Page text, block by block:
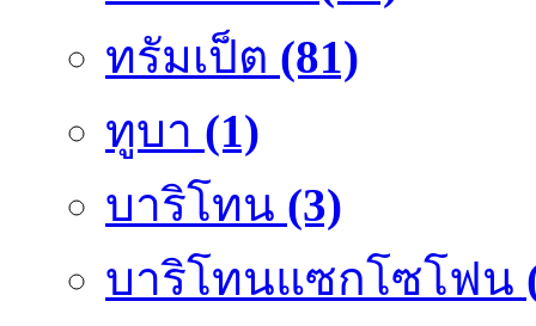
ทรัมเป็ต (81)
ทูบา (1)
บาริโทน (3)
บาริโทนแซกโซโฟน